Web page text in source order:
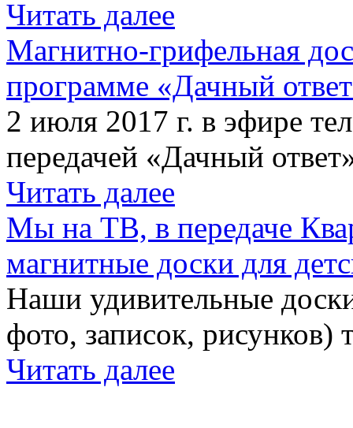
Читать далее
Магнитно-грифельная
программе «Дачный
2 июля 2017 г. в эфире
передачей «Дачный
Читать далее
Мы на ТВ, в передаче
магнитные доски для
Наши удивительные
фото, записок,
Читать далее